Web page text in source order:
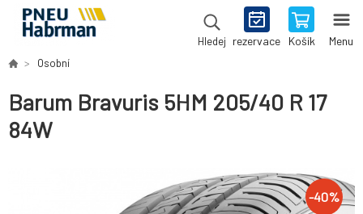
Hledej rezervace Košík Menu
Osobní
Barum Bravuris 5HM 205/40 R 17
84W
-40%